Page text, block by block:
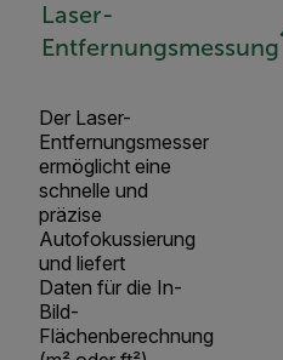
Laser-
Entfernungsmessung
Der Laser-
Entfernungsmesser
ermöglicht eine
schnelle und
präzise
Autofokussierung
und liefert
Daten für die In-
Bild-
Flächenberechnung